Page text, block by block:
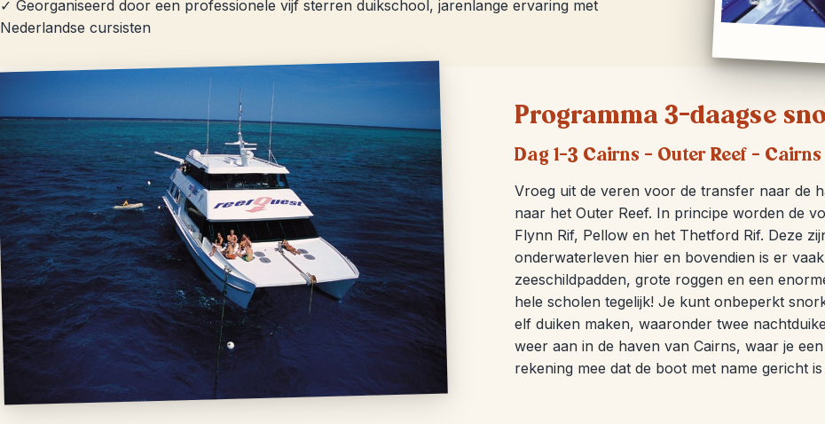
✓ Georganiseerd door een professionele vijf sterren duikschool, jarenlange ervaring met
Nederlandse cursisten
Programma 3-daagse
Dag 1-3 Cairns – Outer Reef – Cairns
Vroeg uit de veren voor de transfer naar de
naar het Outer Reef. In principe worden de
Flynn Rif, Pellow en het Thetford Rif. Deze
onderwaterleven hier en bovendien is er
zeeschildpadden, grote roggen en een
hele scholen tegelijk! Je kunt onbeperkt
elf duiken maken, waaronder twee
weer aan in de haven van Cairns, waar je
rekening mee dat de boot met name gericht